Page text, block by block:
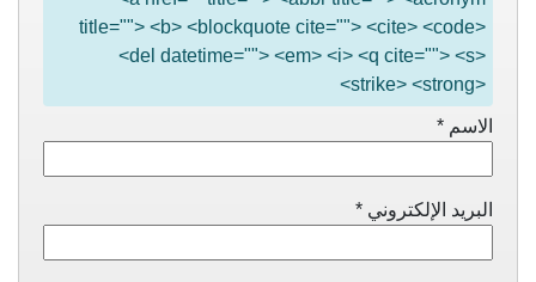
title=""> <b> <blockquote cite=""> <cite> <code>
<del datetime=""> <em> <i> <q cite=""> <s>
<strike> <strong>
الاسم *
البريد الإلكتروني *